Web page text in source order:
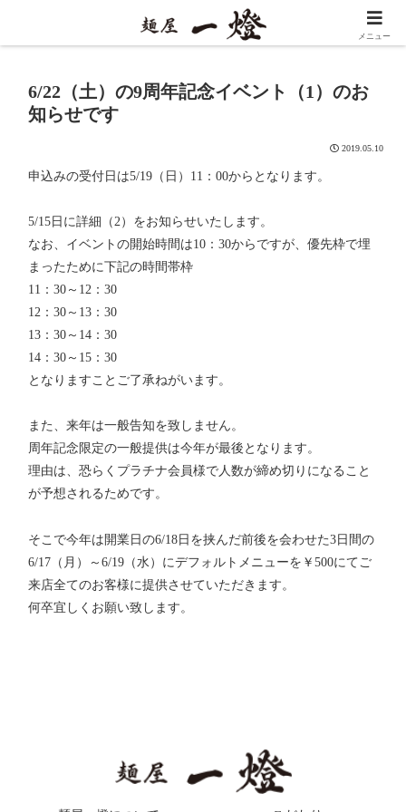
6/22（土）の9周年記念イベント（1）のお
知らせです
2019.05.10
申込みの受付日は5/19（日）11：00からとなります。
5/15日に詳細（2）をお知らせいたします。
なお、イベントの開始時間は10：30からですが、優先枠で埋
まったために下記の時間帯枠
11：30～12：30
12：30～13：30
13：30～14：30
14：30～15：30
となりますことご了承ねがいます。
また、来年は一般告知を致しません。
周年記念限定の一般提供は今年が最後となります。
理由は、恐らくプラチナ会員様で人数が締め切りになること
が予想されるためです。
そこで今年は開業日の6/18日を挟んだ前後を会わせた3日間の
6/17（月）～6/19（水）にデフォルトメニューを￥500にてご
来店全てのお客様に提供させていただきます。
何卒宜しくお願い致します。
メニュー